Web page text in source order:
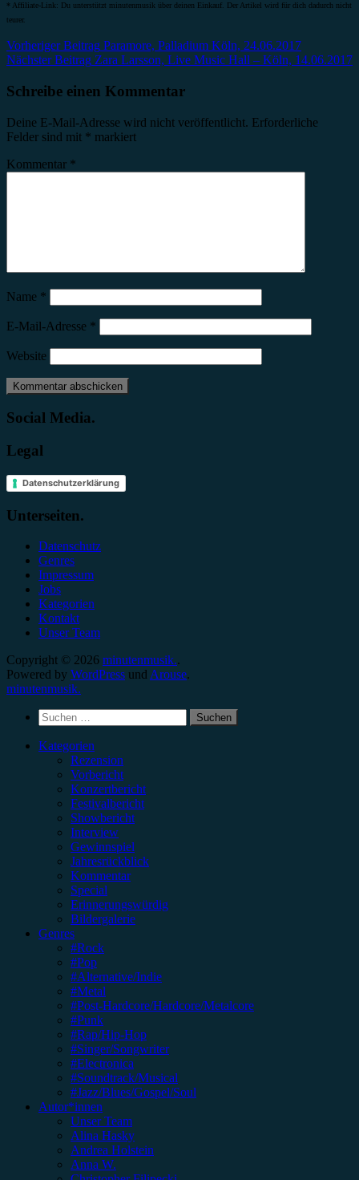
* Affiliate-Link: Du unterstützt minutenmusik über deinen Einkauf. Der Artikel wird für dich dadurch nicht
teurer.
Beitragsnavigation
Vorheriger Beitrag Paramore, Palladium Köln, 24.06.2017
Nächster Beitrag Zara Larsson, Live Music Hall – Köln, 14.06.2017
Schreibe einen Kommentar
Deine E-Mail-Adresse wird nicht veröffentlicht. Erforderliche
Felder sind mit * markiert
Kommentar *
Name *
E-Mail-Adresse *
Website
Social Media.
Legal
Datenschutzerklärung
Unterseiten.
Datenschutz
Genres
Impressum
Jobs
Kategorien
Kontakt
Unser Team
Copyright © 2026 minutenmusik..
Powered by WordPress und Arouse.
minutenmusik.
Suchen
nach:
Kategorien
Rezension
Vorbericht
Konzertbericht
Festivalbericht
Showbericht
Interview
Gewinnspiel
Jahresrückblick
Kommentar
Special
Erinnerungswürdig
Bildergalerie
Genres
#Rock
#Pop
#Alternative/Indie
#Metal
#Post-Hardcore/Hardcore/Metalcore
#Punk
#Rap/Hip-Hop
#Singer/Songwriter
#Electronica
#Soundtrack/Musical
#Jazz/Blues/Gospel/Soul
Autor*innen
Unser Team
Alina Hasky
Andrea Holstein
Anna W.